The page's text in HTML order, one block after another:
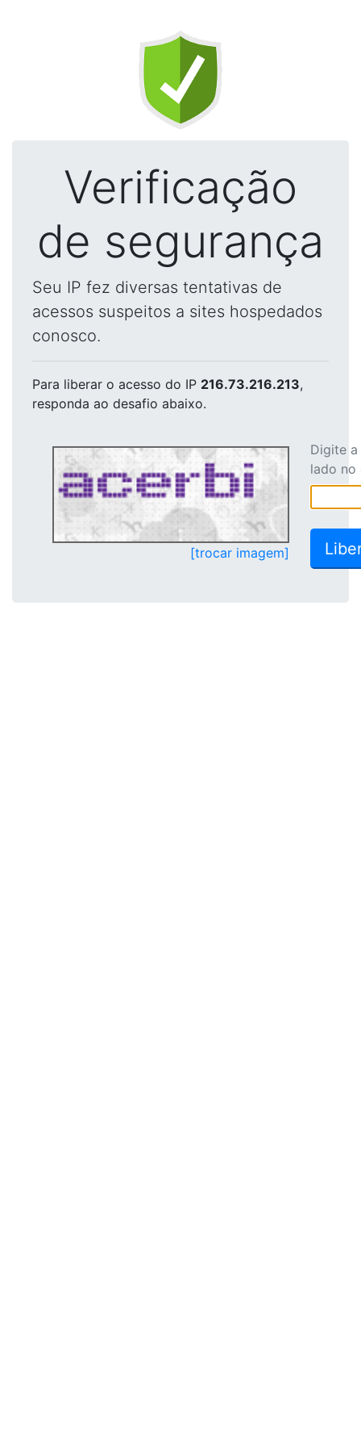
Verificação
de segurança
Seu IP fez diversas tentativas de
acessos suspeitos a sites hospedados
conosco.
Para liberar o acesso do IP 216.73.216.213,
responda ao desafio abaixo.
[trocar imagem]
Digite
lado no